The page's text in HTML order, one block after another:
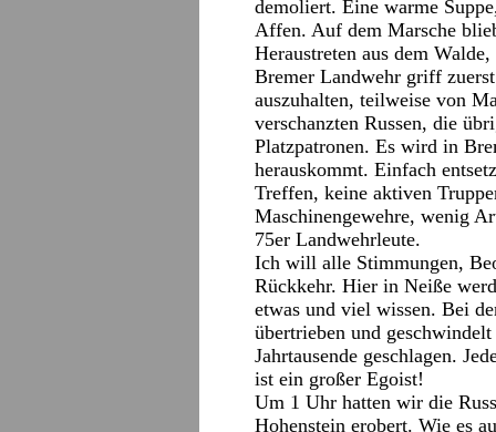
demoliert. Eine warme
Affen. Auf dem Marsche
Heraustreten aus dem
Bremer Landwehr griff
auszuhalten, teilweise von
verschanzten Russen, die
Platzpatronen. Es wird in
herauskommt. Einfach
Treffen, keine aktiven
Maschinengewehre, wenig
75er Landwehrleute.
Ich will alle Stimmungen,
Rückkehr. Hier in Neiße
etwas und viel wissen. Bei
übertrieben und
Jahrtausende geschlagen.
ist ein großer Egoist!
Um 1 Uhr hatten wir die
Hohenstein erobert. Wie es